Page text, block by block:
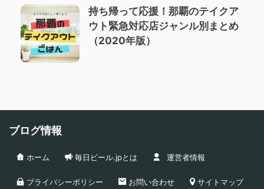
持ち帰って応援！那覇のテイクア
ウト緊急対応店ジャンル別まとめ
（2020年版）
ブログ情報
ホーム 毎日ビール.jpとは 運営者情報
プライバシーポリシー お問い合わせ サイトマップ